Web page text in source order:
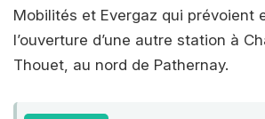
Mobilités et Evergaz qui prévoient
l’ouverture d’une autre station à
Thouet, au nord de Pathernay.